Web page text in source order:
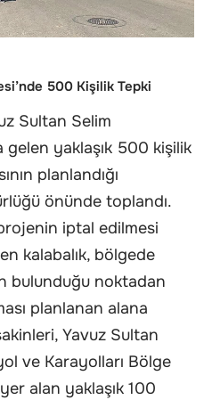
500 Kişilik Tepki
Sultan Selim
gelen yaklaşık 500 kişilik
planlandığı
önünde toplandı.
iptal edilmesi
kalabalık, bölgede
bulunduğu noktadan
planlanan alana
Yavuz Sultan
ve Karayolları Bölge
alan yaklaşık 100